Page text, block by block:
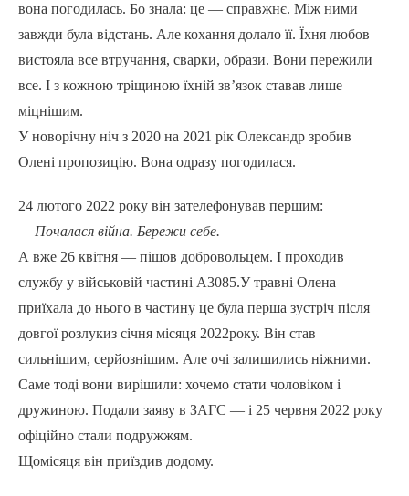
вона погодилась. Бо знала: це — справжнє. Між ними
завжди була відстань. Але кохання долало її. Їхня любов
вистояла все втручання, сварки, образи. Вони пережили
все. І з кожною тріщиною їхній зв’язок ставав лише
міцнішим.
У новорічну ніч з 2020 на 2021 рік Олександр зробив
Олені пропозицію. Вона одразу погодилася.
24 лютого 2022 року він зателефонував першим:
— Почалася війна. Бережи себе.
А вже 26 квітня — пішов добровольцем. І проходив
службу у військовій частині А3085.У травні Олена
приїхала до нього в частину це була перша зустріч після
довгої розлукиз січня місяця 2022року. Він став
сильнішим, серйознішим. Але очі залишились ніжними.
Саме тоді вони вирішили: хочемо стати чоловіком і
дружиною. Подали заяву в ЗАГС — і 25 червня 2022 року
офіційно стали подружжям.
Щомісяця він приїздив додому.